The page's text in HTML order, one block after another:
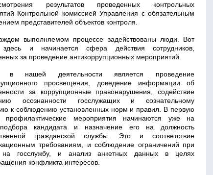
результатов проведенных контрольных
Контрольной комиссией Управления с обязательным
представителей объектов контроля.
выполняемом процессе задействованы люди. Вот
и начинается сфера действия сотрудников,
за проведение антикоррупционных мероприятий.
в нашей деятельности является проведение
просвещения, доведение информации об
за коррупционные правонарушения, содействие
осознанности госслужащих и сознательному
к соблюдению установленных норм и правил. В первую
профилактические мероприятия начинаются уже на
кандидата и назначение его на должность
гражданской службы. Это и соответствие
требованиям, и соблюдение ограничений при
госслужбу, и анализ анкетных данных в целях
конфликта интересов.